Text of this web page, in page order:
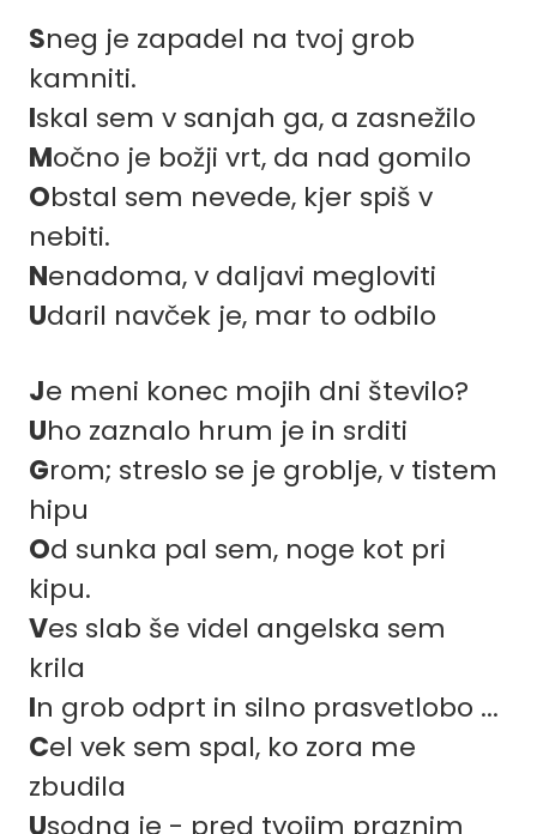
Sneg je zapadel na tvoj grob
kamniti.
Iskal sem v sanjah ga, a zasnežilo
Močno je božji vrt, da nad gomilo
Obstal sem nevede, kjer spiš v
nebiti.
Nenadoma, v daljavi megloviti
Udaril navček je, mar to odbilo
Je meni konec mojih dni število?
Uho zaznalo hrum je in srditi
Grom; streslo se je groblje, v tistem
hipu
Od sunka pal sem, noge kot pri
kipu.
Ves slab še videl angelska sem
krila
In grob odprt in silno prasvetlobo ...
Cel vek sem spal, ko zora me
zbudila
Usodna je - pred tvojim praznim